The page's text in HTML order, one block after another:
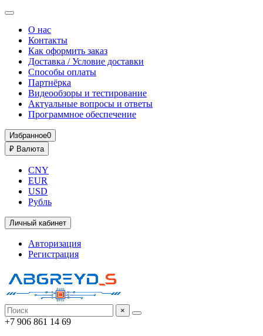
О нас
Контакты
Как оформить заказ
Доставка / Условие доставки
Способы оплаты
Партнёрка
Видеообзоры и тестирование
Актуальные вопросы и ответы
Программное обеспечение
Избранное0
₽ Валюта
CNY
EUR
USD
Рубль
Личный кабинет
Авторизация
Регистрация
×
+7 906 861 14 69